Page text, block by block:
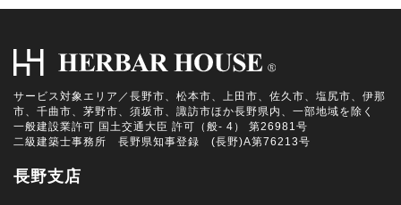
サービス対象エリア／長野市、松本市、上田市、佐久市、塩尻市、伊那
市、千曲市、茅野市、須坂市、諏訪市ほか長野県内、一部地域を除く
一般建設業許可 国土交通大臣 許可（般- 4） 第26981号
二級建築士事務所 長野県知事登録 (長野)A第76213号
長野支店